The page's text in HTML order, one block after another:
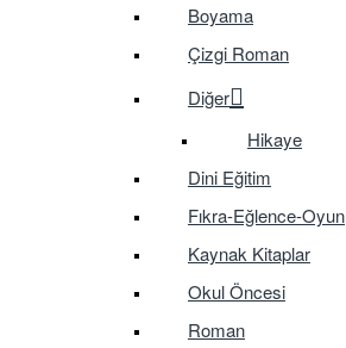
Boyama
Çizgi Roman
Diğer
Hikaye
Dini Eğitim
Fıkra-Eğlence-Oyun
Kaynak Kitaplar
Okul Öncesi
Roman